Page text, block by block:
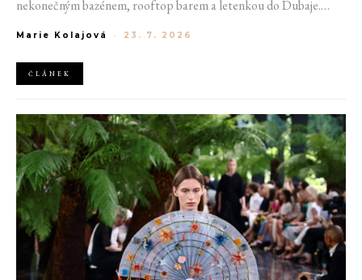
nekonečným bazénem, rooftop barem a letenkou do Dubaje.
horách. Ranní koupání v lomu. Výlet vlakem na Šumavu.
Marie Kolajová - 23. 7. 2026
ČLÁNEK